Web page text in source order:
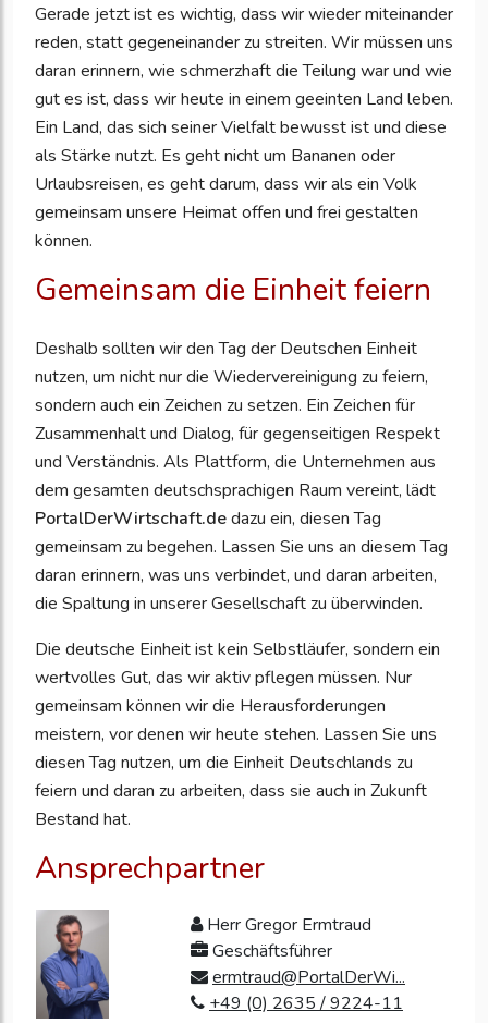
Gerade jetzt ist es wichtig, dass wir wieder miteinander
reden, statt gegeneinander zu streiten. Wir müssen uns
daran erinnern, wie schmerzhaft die Teilung war und wie
gut es ist, dass wir heute in einem geeinten Land leben.
Ein Land, das sich seiner Vielfalt bewusst ist und diese
als Stärke nutzt. Es geht nicht um Bananen oder
Urlaubsreisen, es geht darum, dass wir als ein Volk
gemeinsam unsere Heimat offen und frei gestalten
können.
Gemeinsam die Einheit feiern
Deshalb sollten wir den Tag der Deutschen Einheit
nutzen, um nicht nur die Wiedervereinigung zu feiern,
sondern auch ein Zeichen zu setzen. Ein Zeichen für
Zusammenhalt und Dialog, für gegenseitigen Respekt
und Verständnis. Als Plattform, die Unternehmen aus
dem gesamten deutschsprachigen Raum vereint, lädt
PortalDerWirtschaft.dedazu ein, diesen Tag
gemeinsam zu begehen. Lassen Sie uns an diesem Tag
daran erinnern, was uns verbindet, und daran arbeiten,
die Spaltung in unserer Gesellschaft zu überwinden.
Die deutsche Einheit ist kein Selbstläufer, sondern ein
wertvolles Gut, das wir aktiv pflegen müssen. Nur
gemeinsam können wir die Herausforderungen
meistern, vor denen wir heute stehen. Lassen Sie uns
diesen Tag nutzen, um die Einheit Deutschlands zu
feiern und daran zu arbeiten, dass sie auch in Zukunft
Bestand hat.
Ansprechpartner
Herr Gregor Ermtraud
Geschäftsführer
ermtraud@PortalDerWi...
+49 (0) 2635 / 9224-11